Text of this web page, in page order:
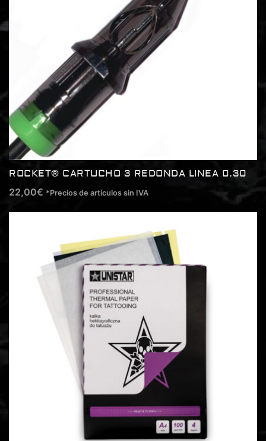
ROCKET® CARTUCHO 3 REDONDA LINEA 0.30
22,00€ *Precios de artículos sin IVA